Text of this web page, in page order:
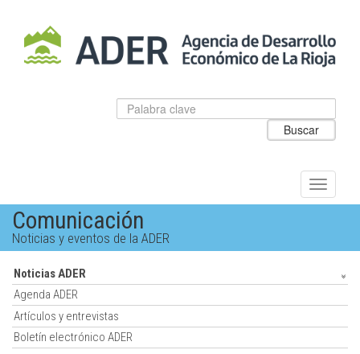
Salto
al
contenido
Datos
para
Introduzca
el
Buscar
Alternar
Comunicación
Noticias y eventos de la ADER
Noticias ADER
Agenda ADER
Artículos y entrevistas
Boletín electrónico ADER